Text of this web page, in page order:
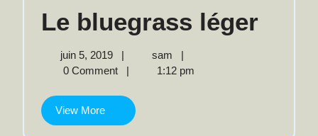
Le bluegrass léger
juin 5, 2019
juin
5,
| sam
Le
bluegrass
|
0 Comment
| 1:12 pm
View More
View
More